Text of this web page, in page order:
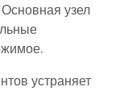
узел
устраняет